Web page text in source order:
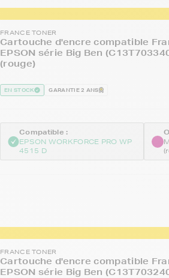
FRANCE TONER
Cartouche d'encre compatible
EPSON série Big Ben
(rouge)
EN STOCK GARANTIE 2 ANS
Compatible :
EPSON WORKFORCE PRO WP
4515 D
FRANCE TONER
Cartouche d'encre compatible
EPSON série Big Ben